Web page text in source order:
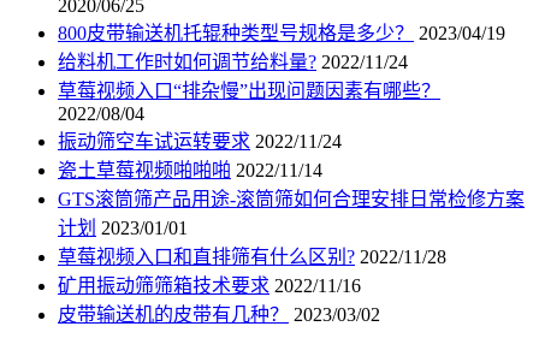
2020/06/25
800皮带输送机托辊种类型号规格是多少？
2023/04/19
给料机工作时如何调节给料量? 2022/11/24
草莓视频入口“排杂慢”出现问题因素有哪些？
2022/08/04
振动筛空车试运转要求 2022/11/24
瓷土草莓视频啪啪啪 2022/11/14
GTS滚筒筛产品用途-滚筒筛如何合理安排日常检修方案
计划 2023/01/01
草莓视频入口和直排筛有什么区别? 2022/11/28
矿用振动筛筛箱技术要求 2022/11/16
皮带输送机的皮带有几种？
2023/03/02